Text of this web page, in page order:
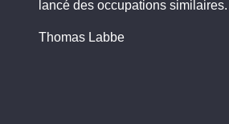
lancé des occupations similaires.
Thomas Labbe